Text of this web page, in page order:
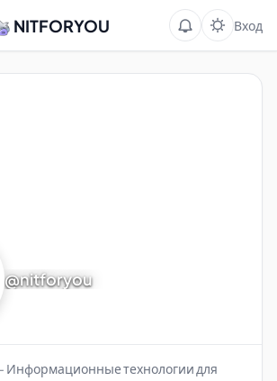
NITFORYOU Вход
@nitforyou
Информационные технологии для